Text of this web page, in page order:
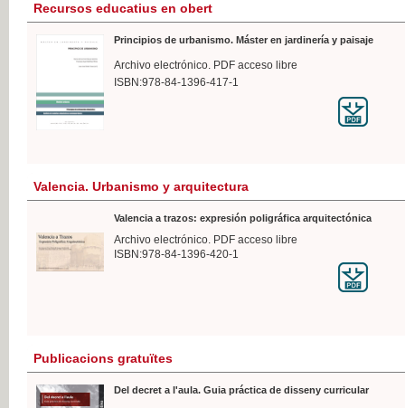
Recursos educatius en obert
Principios de urbanismo. Máster en jardinería y paisaje
Archivo electrónico. PDF acceso libre
ISBN:978-84-1396-417-1
Valencia. Urbanismo y arquitectura
Valencia a trazos: expresión poligráfica arquitectónica
Archivo electrónico. PDF acceso libre
ISBN:978-84-1396-420-1
Publicacions gratuïtes
Del decret a l'aula. Guia práctica de disseny curricular